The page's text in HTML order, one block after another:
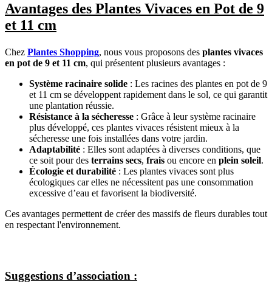
Avantages des Plantes Vivaces en Pot de 9
et 11 cm
Chez Plantes Shopping, nous vous proposons des plantes vivaces
en pot de 9 et 11 cm, qui présentent plusieurs avantages :
Système racinaire solide : Les racines des plantes en pot de 9
et 11 cm se développent rapidement dans le sol, ce qui garantit
une plantation réussie.
Résistance à la sécheresse : Grâce à leur système racinaire
plus développé, ces plantes vivaces résistent mieux à la
sécheresse une fois installées dans votre jardin.
Adaptabilité : Elles sont adaptées à diverses conditions, que
ce soit pour des terrains secs, frais ou encore en plein soleil.
Écologie et durabilité : Les plantes vivaces sont plus
écologiques car elles ne nécessitent pas une consommation
excessive d’eau et favorisent la biodiversité.
Ces avantages permettent de créer des massifs de fleurs durables tout
en respectant l'environnement.
Suggestions d’association :